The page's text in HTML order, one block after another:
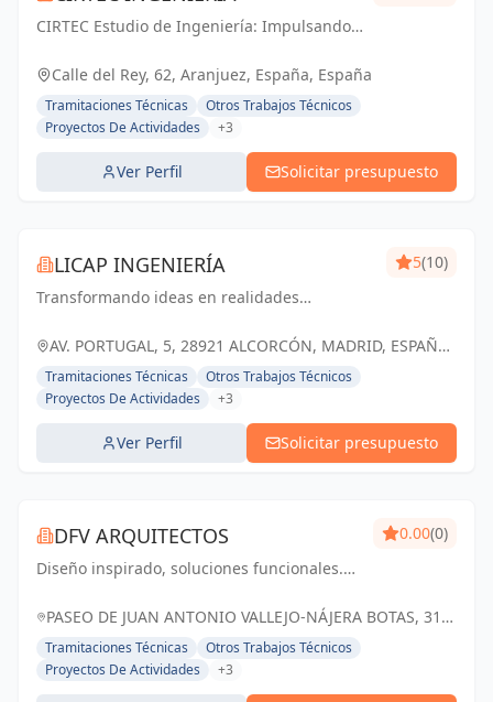
CIRTEC Estudio de Ingeniería: Impulsando
y diseño arquitectónico de vanguardia.
Calle del Rey, 62, Aranjuez, España, España
Tramitaciones Técnicas
Otros Trabajos Técnicos
Proyectos De Actividades
+3
Ver Perfil Solicitar presupuesto
LICAP INGENIERÍA
Transformando ideas en realidades
un futuro sólido y sostenible en Alcorcón y
5(10)
AV. PORTUGAL, 5, 28921 ALCORCÓN, MADRID, ESPAÑA,
España
Tramitaciones Técnicas
Otros Trabajos Técnicos
Proyectos De Actividades
+3
Ver Perfil Solicitar presupuesto
DFV ARQUITECTOS
Diseño inspirado, soluciones funcionales.
experiencias memorables
0.00(0)
PASEO DE JUAN ANTONIO VALLEJO-NÁJERA BOTAS, 31,
28005 MADRID, ESPAÑA, España
Tramitaciones Técnicas
Otros Trabajos Técnicos
Proyectos De Actividades
+3